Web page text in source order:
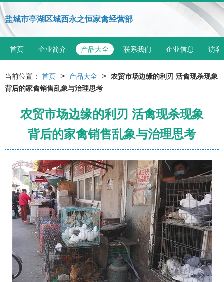
盐城市亭湖区城西永之恒家禽经营部
首页 企业简介 产品大全 联系我们 企业信息 访客
当前位置： 首页 > 产品大全 > 农贸市场边缘的利刃 活禽现杀现象
背后的家禽销售乱象与治理思考
农贸市场边缘的利刃 活禽现杀现象
背后的家禽销售乱象与治理思考